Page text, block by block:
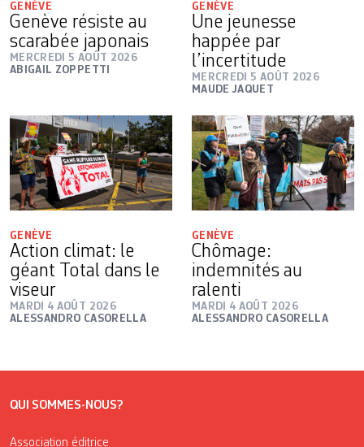
GENÈVE
Genève résiste au
scarabée japonais
MERCREDI 5 AOÛT 2026
ABIGAIL ZOPPETTI
GENÈVE
Une jeunesse
happée par
l’incertitude
MERCREDI 5 AOÛT 2026
MAUDE JAQUET
GENÈVE
Action climat: le
géant Total dans le
viseur
MARDI 4 AOÛT 2026
ALESSANDRO CASORELLA
GENÈVE
Chômage:
indemnités au
ralenti
MARDI 4 AOÛT 2026
ALESSANDRO CASORELLA
QUI SOMMES-NOUS?
Association éditrice